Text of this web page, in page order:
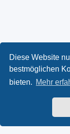
Diese Website
bestmöglichen
bieten. Mehr